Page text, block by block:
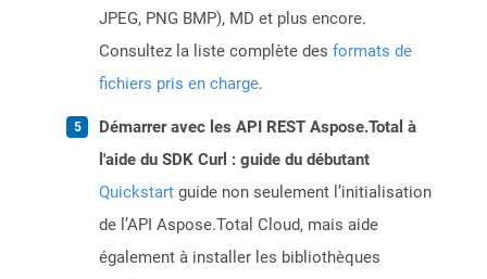
JPEG, PNG BMP), MD et plus encore.
Consultez la liste complète des formats de
fichiers pris en charge.
Démarrer avec les API REST Aspose.Total à
l'aide du SDK Curl : guide du débutant
Quickstart guide non seulement l’initialisation
de l’API Aspose.Total Cloud, mais aide
également à installer les bibliothèques